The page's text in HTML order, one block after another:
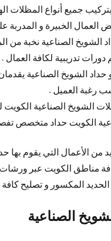
بتركيب جميع أنواع المظلات
العمال الخبيرة و المدربة
الشويخ الصناعية نخبة من
دورات تدريبية لكافة العمال .
حداد الشويخ الصناعية
رغبة العميل .
الشويخ الصناعية الكويت
الكويت حداد متخصص
مناطق الكويت عبر ورشات
المكسور و تصليح كافة
الصناعية